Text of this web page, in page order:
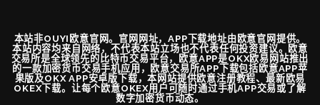
本站非OUYI欧意官网。官网网址，APP下载地址由欧意官网提供。
本站内容均来自网络，不代表本站立场也不代表任何投资建议。欧意
交易所是全球领先的比特币交易平台，欧意APP是OKX欧易网站推出
的一款加密货币交易手机应用，欧意交易所APP下载包括欧意APP苹
果版及OKX APP安卓版下载，本网站提供欧意注册教程、最新欧易
OKEX下载。让每个欧意OKEX用户可随时通过手机APP交易或了解
数字加密货币动态。